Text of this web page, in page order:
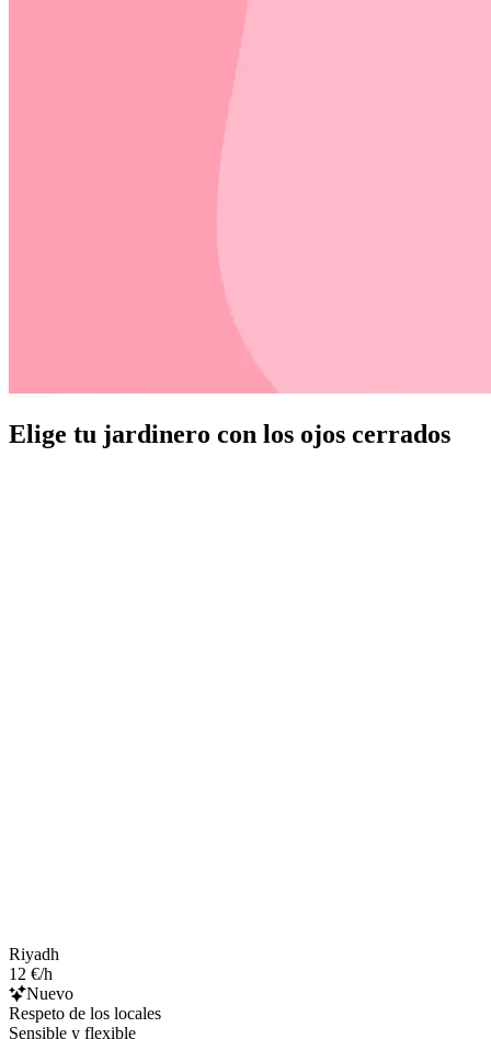
Elige tu jardinero con los ojos cerrados
Riyadh
12 €/h
Nuevo
Respeto de los locales
Sensible y flexible